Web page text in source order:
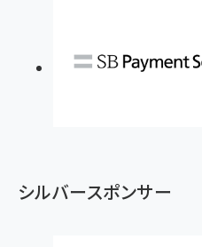
シルバースポンサー